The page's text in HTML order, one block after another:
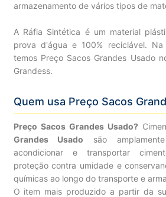
armazenamento de vários tipos de
A Ráfia Sintética é um material
prova d'água e 100% reciclável. Na
temos Preço Sacos Grandes Usado
Grandess.
Quem usa Preço Sacos
Preço Sacos Grandes Usado?
Grandes Usado são
acondicionar e transportar
proteção contra umidade e
químicas ao longo do transporte e
O item mais produzido a partir da